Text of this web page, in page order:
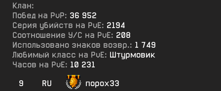
Клан:
Побед на PvP: 36 952
Серия убийств на PvE: 2194
Соотношение У/С на PvE: 208
Использовано знаков возвр.: 1 749
Любимый класс на PvE: Штурмовик
Часов на PvE: 10 231
9
RU
порох33